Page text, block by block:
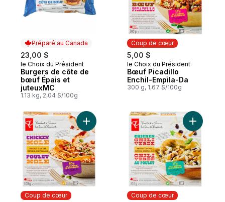
Préparé au Canada
23,00 $
Préparé au Canada
le Choix du Président
Burgers de côte de
bœuf Épais et
juteuxMC
1.13 kg, 2,04 $/100g
Coup de cœur
5,00 $
Coup de cœur
le Choix du Président
Bœuf Picadillo
Enchil-Empila-Da
300 g, 1,67 $/100g
Coup de cœur
Ajouter Enchil-empilada au poulet mole
Coup de cœur